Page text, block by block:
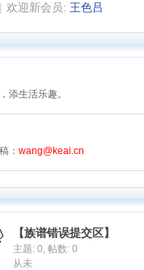
| 欢迎新会员: 王色吕
添生活乐趣。
： wang@keai.cn
【族谱错误提交区】
主题: 0, 帖数: 0
从未